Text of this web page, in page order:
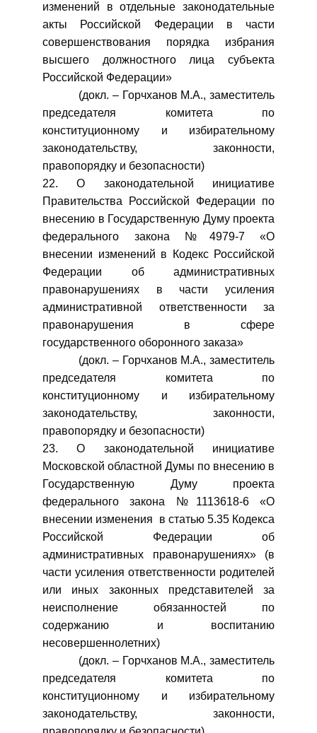
изменений в отдельные законодательные
акты Российской Федерации в части
совершенствования порядка избрания
высшего должностного лица субъекта
Российской Федерации»
(докл. – Горчханов М.А., заместитель
председателя комитета по
конституционному и избирательному
законодательству, законности,
правопорядку и безопасности)
22. О законодательной инициативе
Правительства Российской Федерации по
внесению в Государственную Думу проекта
федерального закона №4979-7 «О
внесении изменений в Кодекс Российской
Федерации об административных
правонарушениях в части усиления
административной ответственности за
правонарушения в сфере
государственного оборонного заказа»
(докл. – Горчханов М.А., заместитель
председателя комитета по
конституционному и избирательному
законодательству, законности,
правопорядку и безопасности)
23. О законодательной инициативе
Московской областной Думы по внесению в
Государственную Думу проекта
федерального закона №1113618-6 «О
внесении изменения в статью 5.35 Кодекса
Российской Федерации об
административных правонарушениях» (в
части усиления ответственности родителей
или иных законных представителей за
неисполнение обязанностей по
содержанию и воспитанию
несовершеннолетних)
(докл. – Горчханов М.А., заместитель
председателя комитета по
конституционному и избирательному
законодательству, законности,